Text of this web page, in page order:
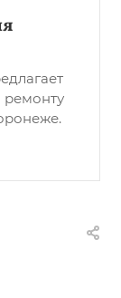
ремонту